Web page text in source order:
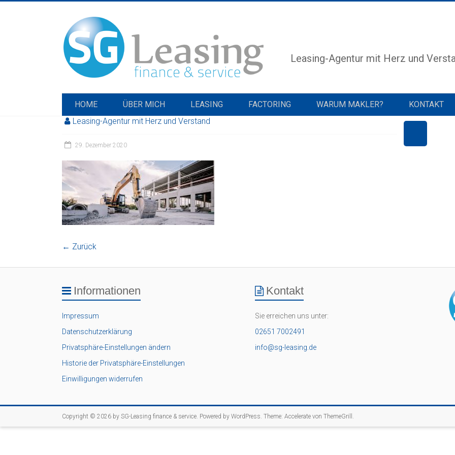
Leasing-Agentur mit Herz und
HOME ÜBER MICH LEASING FACTORING WARUM MAKLER?
KONTAKT
Leasing-Agentur mit Herz und Verstand
29. Dezember 2020
← Zurück
Informationen
Impressum
Datenschutzerklärung
Privatsphäre-Einstellungen ändern
Historie der Privatsphäre-Einstellungen
Einwilligungen widerrufen
Kontakt
Sie erreichen uns unter:
02651 7002491
info@sg-leasing.de
Copyright © 2026 by SG-Leasing finance & service. Powered by WordPress. Theme: Accelerate von ThemeGrill .